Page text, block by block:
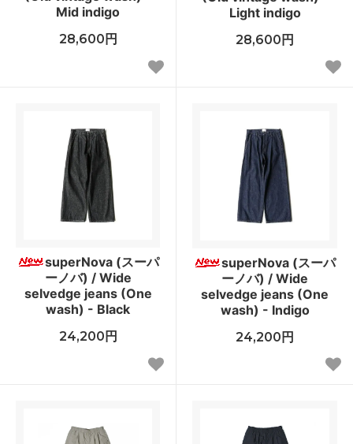
Mid indigo
28,600円
Light indigo
28,600円
superNova (スーパ
ーノバ) / Wide
selvedge jeans (One
wash) - Black
24,200円
superNova (スーパ
ーノバ) / Wide
selvedge jeans (One
wash) - Indigo
24,200円